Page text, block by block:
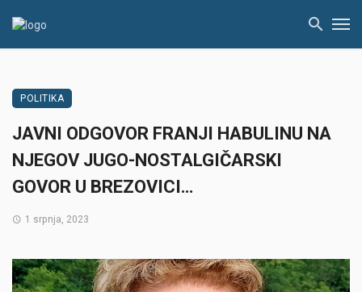
POLITIKA
JAVNI ODGOVOR FRANJI HABULINU NA
NJEGOV JUGO-NOSTALGIČARSKI
GOVOR U BREZOVICI…
1 srpnja, 2023